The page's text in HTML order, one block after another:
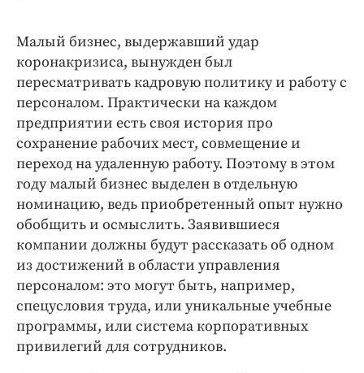
Малый бизнес, выдержавший удар
коронакризиса, вынужден был
пересматривать кадровую политику и работу с
персоналом. Практически на каждом
предприятии есть своя история про
сохранение рабочих мест, совмещение и
переход на удаленную работу. Поэтому в этом
году малый бизнес выделен в отдельную
номинацию, ведь приобретенный опыт нужно
обобщить и осмыслить. Заявившиеся
компании должны будут рассказать об одном
из достижений в области управления
персоналом: это могут быть, например,
спецусловия труда, или уникальные учебные
программы, или система корпоративных
привилегий для сотрудников.